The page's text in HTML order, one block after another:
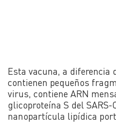
Esta vacuna, a diferencia
contienen pequeños
virus, contiene ARN
glicoproteína S del SARS-
nanopartícula lipídica